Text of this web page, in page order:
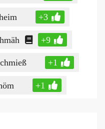
+3
+9
+1
+1